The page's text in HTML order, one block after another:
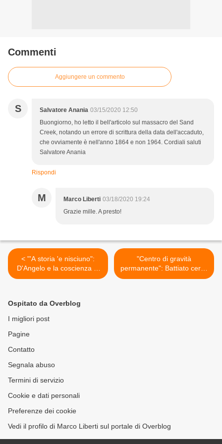
Commenti
Aggiungere un commento
S Salvatore Anania 03/15/2020 12:50
Buongiorno, ho letto il bell'articolo sul massacro del Sand
Creek, notando un errore di scrittura della data dell'accaduto,
che ovviamente è nell'anno 1864 e non 1964. Cordiali saluti
Salvatore Anania
Rispondi
M Marco Liberti 03/18/2020 19:24
Grazie mille. A presto!
< "'A storia 'e nisciuno":
D'Angelo e la coscienza di
un camorrista
"Centro di gravità
permanente": Battiato cerca
equilibrio mentale >
Ospitato da Overblog
I migliori post
Pagine
Contatto
Segnala abuso
Termini di servizio
Cookie e dati personali
Preferenze dei cookie
Vedi il profilo di Marco Liberti sul portale di Overblog